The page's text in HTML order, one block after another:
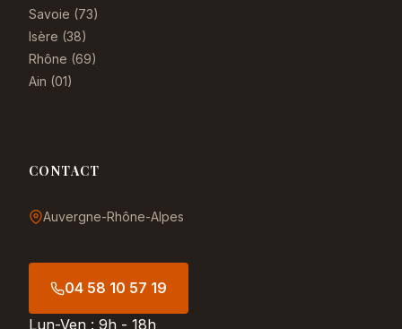
Savoie (73)
Isère (38)
Rhône (69)
Ain (01)
CONTACT
Auvergne-Rhône-Alpes
04 58 10 57 19
Lun-Ven : 9h - 18h